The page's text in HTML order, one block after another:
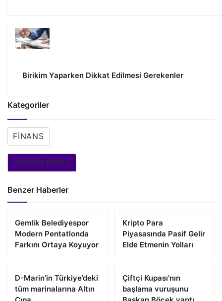
Birikim Yaparken Dikkat Edilmesi Gerekenler
Kategoriler
FINANS
YORUM BIRAK
Benzer Haberler
Gemlik Belediyespor
Modern Pentatlonda
Farkını Ortaya Koyuyor
Kripto Para
Piyasasında Pasif Gelir
Elde Etmenin Yolları
D-Marin’in Türkiye’deki
tüm marinalarına Altın
Çiftçi Kupası'nın
başlama vuruşunu